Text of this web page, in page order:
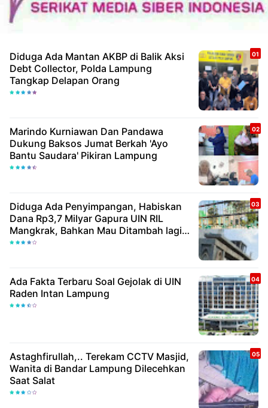
Diduga Ada Mantan AKBP di Balik Aksi
Debt Collector, Polda Lampung
Tangkap Delapan Orang
Marindo Kurniawan Dan Pandawa
Dukung Baksos Jumat Berkah 'Ayo
Bantu Saudara' Pikiran Lampung
Diduga Ada Penyimpangan, Habiskan
Dana Rp3,7 Milyar Gapura UIN RIL
Mangkrak, Bahkan Mau Ditambah lagi 7
Milyar
Ada Fakta Terbaru Soal Gejolak di UIN
Raden Intan Lampung
Astaghfirullah,.. Terekam CCTV Masjid,
Wanita di Bandar Lampung Dilecehkan
Saat Salat